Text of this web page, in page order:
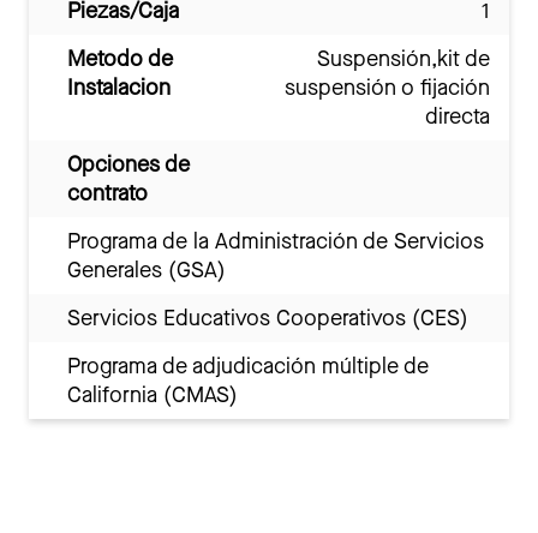
Piezas/Caja
1
Metodo de
Instalacion
Suspensión,kit de
suspensión o fijación
directa
Opciones de
contrato
Programa de la Administración de Servicios
Generales (GSA)
Servicios Educativos Cooperativos (CES)
Programa de adjudicación múltiple de
California (CMAS)